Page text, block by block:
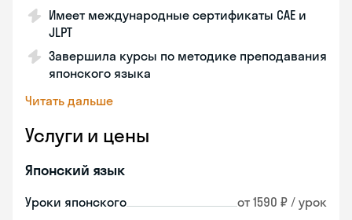
Имеет международные сертификаты CAE и
JLPT
Завершила курсы по методике преподавания
японского языка
Читать дальше
Услуги и цены
Японский язык
Уроки японского от 1590 ₽ / урок